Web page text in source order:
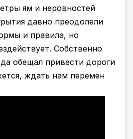
ям и неровностей
давно преодолели
и правила, но
Собственно
обещал привести дороги
ждать нам перемен